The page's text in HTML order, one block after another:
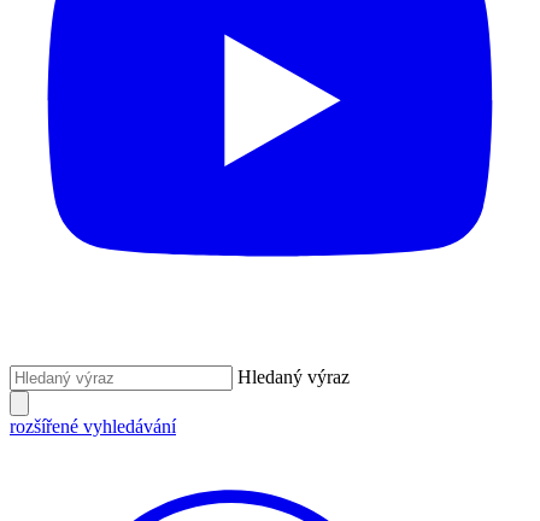
Hledaný výraz
rozšířené vyhledávání